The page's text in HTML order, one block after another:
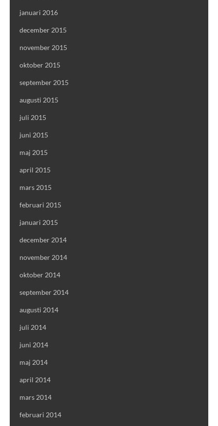
januari 2016
december 2015
november 2015
oktober 2015
september 2015
augusti 2015
juli 2015
juni 2015
maj 2015
april 2015
mars 2015
februari 2015
januari 2015
december 2014
november 2014
oktober 2014
september 2014
augusti 2014
juli 2014
juni 2014
maj 2014
april 2014
mars 2014
februari 2014